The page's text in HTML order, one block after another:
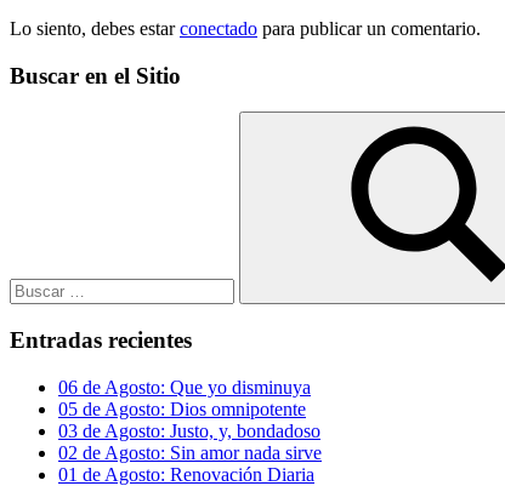
Lo siento, debes estarconectado para publicar un comentario.
Buscar en el Sitio
Buscar
Entradas recientes
06 de Agosto: Que yo disminuya
05 de Agosto: Dios omnipotente
03 de Agosto: Justo, y, bondadoso
02 de Agosto: Sin amor nada sirve
01 de Agosto: Renovación Diaria